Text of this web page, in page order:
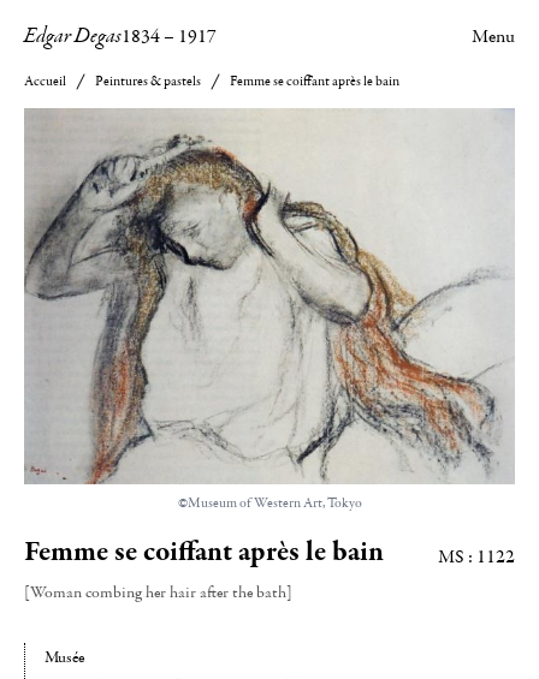
Edgar Degas1834– 1917 Menu
Accueil Peintures & pastels Femme se coiffant après le bain
©Museum of Western Art, Tokyo
Femme se coiffant après le bain
[Woman combing her hair after the bath]
MS : 1122
Musée